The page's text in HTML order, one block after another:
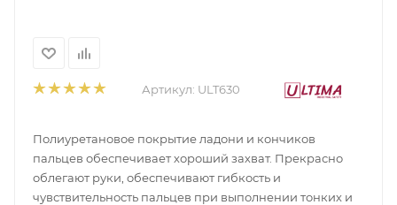
Артикул: ULT630
Полиуретановое покрытие ладони и кончиков
пальцев обеспечивает хороший захват. Прекрасно
облегают руки, обеспечивают гибкость и
чувствительность пальцев при выполнении тонких и